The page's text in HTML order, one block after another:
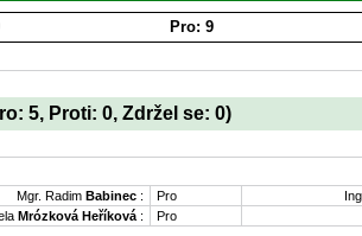
Pro: 9
5, Proti: 0, Zdržel se: 0)
Mgr. Radim Babinec : Pro
Mrózková Heříková : Pro